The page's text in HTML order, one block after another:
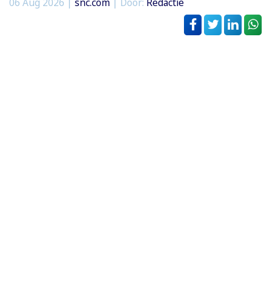
06 Aug 2026 | snc.com | Door: Redactie